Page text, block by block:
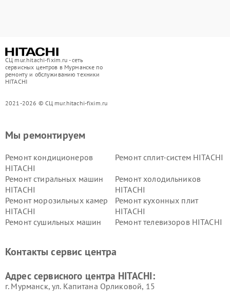
СЦ mur.hitachi-fixim.ru - сеть
сервисных центров в Мурманске по
ремонту и обслуживанию техники
HITACHI
2021-2026 © СЦ mur.hitachi-fixim.ru
Мы ремонтируем
Ремонт кондиционеров
HITACHI
Ремонт сплит-систем HITACHI
Ремонт стиральных машин
HITACHI
Ремонт холодильников
HITACHI
Ремонт морозильных камер
HITACHI
Ремонт кухонных плит
HITACHI
Ремонт сушильных машин
Ремонт телевизоров HITACHI
данных HITACHI
HITACHI
HITACHI
HITACHI
Контакты сервис центра
Адрес сервисного центра HITACHI:
г. Мурманск, ул. Капитана Орликовой, 15